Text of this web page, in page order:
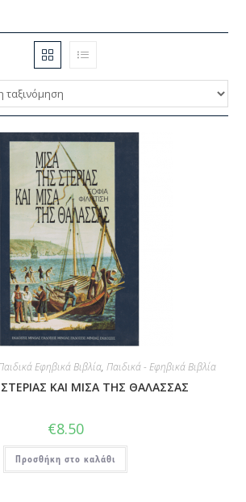
Εφηβικά Βιβλία, Παιδικά - Εφηβικά Βιβλία
ΚΑΙ ΜΙΣΑ ΤΗΣ ΘΑΛΑΣΣΑΣ
€8.50
Προσθήκη στο καλάθι